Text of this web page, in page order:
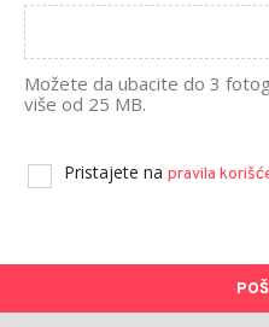
Možete da ubacite do 3
više od 25 MB.
Pristajete na pravila